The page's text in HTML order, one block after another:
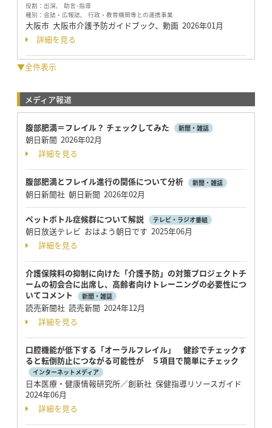
役割： 出演, 助言･指導
種別： 会誌・広報誌, 行政・教育機関等との連携事業
大阪市 大阪市介護予防ガイドブック、動画 2026年01月
詳細を見る
▼全件表示
メディア報道
腹部肥満＝フレイル？ チェックしてみた 新聞・雑誌
朝日新聞 2026年02月
詳細を見る
腹部肥満とフレイル進行の関係について分析 新聞・雑誌
朝日新聞社 朝日新聞 2026年02月
ペットボトル症候群について解説 テレビ・ラジオ番組
朝日放送テレビ おはよう朝日です 2025年06月
詳細を見る
介護保険料の抑制に向けた「介護予防」の対策プロジェクトチ
ームの初会合に出席し、高齢者向けトレーニングの必要性につ
いてコメント
新聞・雑誌
読売新聞社 読売新聞 2024年12月
詳細を見る
口腔機能が低下する「オーラルフレイル」 健診でチェックす
ると転倒防止につながる可能性が ５項⽬で簡単にチェック
インターネットメディア
日本医療・健康情報研究所／創新社 保健指導リソースガイド
2024年06月
詳細を見る